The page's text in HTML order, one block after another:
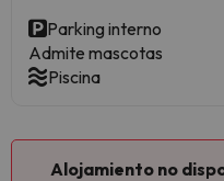
Parking interno
Admite mascotas
Piscina
Alojamiento no